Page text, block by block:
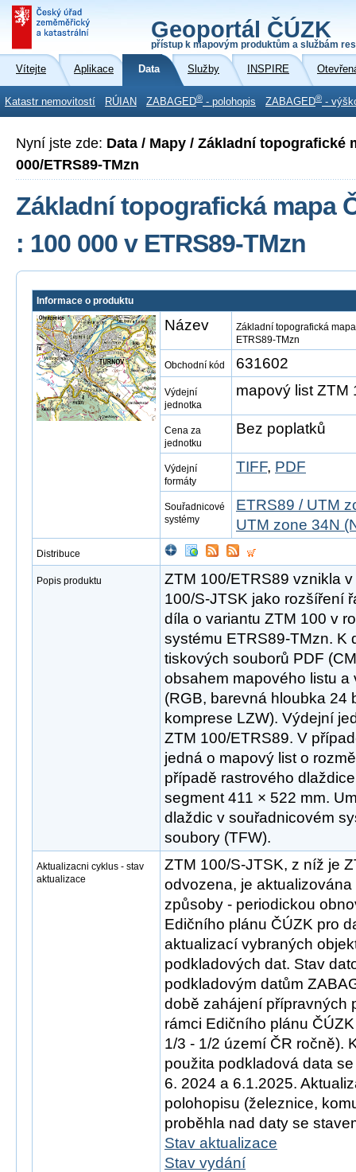
Geoportál ČÚZK
přístup k mapovým produktům a službám
Vítejte Aplikace Data Služby INSPIRE
Katastr nemovitostí RÚIAN ZABAGED® - polohopis ZABAGED® -
Nyní jste zde: Data / Mapy / Základní topografické
000/ETRS89-TMzn
Základní topografická mapa
: 100 000 v ETRS89-TMzn
Informace o produktu
Název
Základní topografická
ETRS89-TMzn
Obchodní kód 631602
Výdejní
jednotka
mapový list ZTM
Cena za
jednotku
Bez poplatků
Výdejní
formáty
TIFF, PDF
Souřadnicové
systémy
ETRS89 / UTM
UTM zone 34N
Distribuce
Popis produktu
ZTM 100/ETRS89 vznikla
100/S-JTSK jako rozšíření
díla o variantu ZTM 100 v
systému ETRS89-TMzn. K
tiskových souborů PDF
obsahem mapového listu a
(RGB, barevná hloubka 24
komprese LZW). Výdejní
ZTM 100/ETRS89. V
jedná o mapový list o
případě rastrového
segment 411 × 522 mm.
dlaždic v souřadnicovém
soubory (TFW).
Aktualizacni cyklus - stav
aktualizace
ZTM 100/S-JTSK, z níž je
odvozena, je
způsoby - periodickou
Edičního plánu ČÚZK pro
aktualizací vybraných
podkladových dat. Stav
podkladovým datům
době zahájení přípravných
rámci Edičního plánu
1/3 - 1/2 území ČR ročně).
použita podkladová data
6. 2024 a 6.1.2025.
polohopisu (železnice,
proběhla nad daty se
Stav aktualizace
Stav vydání